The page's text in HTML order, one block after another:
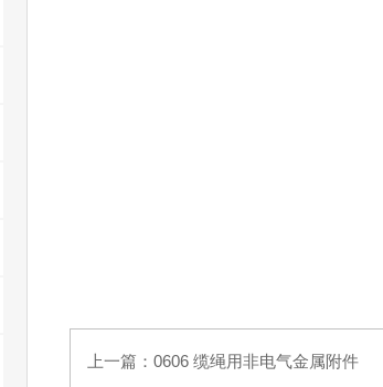
上一篇： 0606 缆绳用非电气金属附件